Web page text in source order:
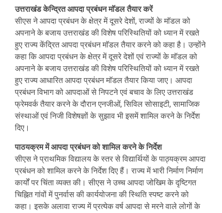
उत्तराखंड केन्द्रित आपदा प्रबंधन माॅडल तैयार करें
सीएस ने आपदा प्रबंधन के क्षेत्र में दूसरे देशों, राज्यों के माॅडल को
अपनाने के बजाय उत्तराखंड की विशेष परिस्थितियों को ध्यान में रखते
हुए राज्य केंद्रित आपदा प्रबंधन माॅडल तैयार करने को कहा है। उन्होंने
कहा कि आपदा प्रबंधन के क्षेत्र में दूसरे देशों एवं राज्यों के माॅडल को
अपनाने के बजाय उत्तराखंड की विशेष परिस्थितियों को ध्यान में रखते
हुए राज्य आधारित आपदा प्रबंधन माॅडल तैयार किया जाए। आपदा
प्रबंधन विभाग को आपदाओं से निपटने एवं बचाव के लिए उत्तराखंड
फ्रेमवर्क तैयार करने के दौरान एनजीओं, सिविल सोसाइटी, सामाजिक
संस्थाओं एवं निजी विशेषज्ञों के सुझाव भी इसमें शामिल करने के निर्देश
दिए।
पाठयक्रम में आपदा प्रबंधन को शामिल करने के निर्देश
सीएस ने प्राथमिक विद्यालय के स्तर से विद्यार्थियों के पाठ्यक्रम आपदा
प्रबंधन को शामिल करने के निर्देश दिए हैं। राज्य में भारी निर्माण निर्माण
कार्यों पर चिंता व्यक्त की। सीएस ने उच्च आपदा जोखिम के दृष्टिगत
चिह्नित गांवों में पुनर्वास की कार्ययोजना की स्थिति स्पष्ट करने को
कहा। इसके अलावा राज्य में प्रत्येक वर्ष आपदा से मरने वाले लोगों के